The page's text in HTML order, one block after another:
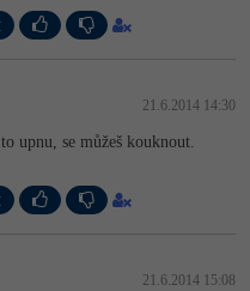
21.6.2014 14:30
upnu, se můžeš kouknout.
21.6.2014 15:08